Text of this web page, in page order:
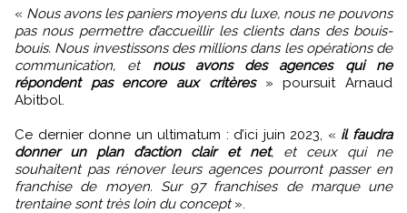
« Nous avons les paniers moyens du luxe, nous ne pouvons
pas nous permettre d’accueillir les clients dans des bouis-
bouis. Nous investissons des millions dans les opérations de
communication, et nous avons des agences qui ne
répondent pas encore aux critères» poursuit Arnaud
Abitbol.
Ce dernier donne un ultimatum : d’ici juin 2023, « il faudra
donner un plan d’action clair et net, et ceux qui ne
souhaitent pas rénover leurs agences pourront passer en
franchise de moyen. Sur 97 franchises de marque une
trentaine sont très loin du concept».